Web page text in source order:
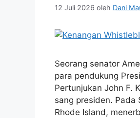
12 Juli 2026 oleh Dani
Seorang senator
para pendukung
Pertunjukan John F.
sang presiden. Pada
Rhode Island,